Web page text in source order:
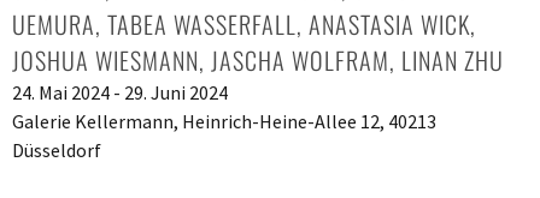
UEMURA, TABEA WASSERFALL, ANASTASIA WICK,
JOSHUA WIESMANN, JASCHA WOLFRAM, LINAN ZHU
24. Mai 2024 - 29. Juni 2024
Galerie Kellermann, Heinrich-Heine-Allee 12, 40213
Düsseldorf